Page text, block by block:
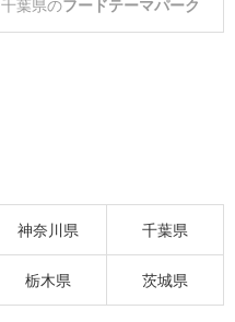
千葉県のフードテーマパーク
神奈川県 千葉県
栃木県 茨城県